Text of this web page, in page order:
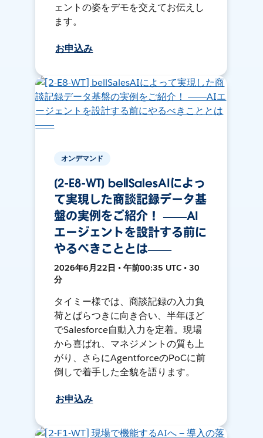
ェントの姿をデモを交えてお伝えし
ます。
お申込み
オンデマンド
[2-E8-WT] bellSalesAIによっ
て実現した商談記録データ基
盤の実例をご紹介！ ――AI
エージェントを設計する前に
やるべきこととは――
2026年6月22日 • 午前00:35 UTC • 30
分
タイミー様では、商談記録の入力負
荷とばらつきに向き合い、半年ほど
でSalesforce自動入力を定着。現場
から喜ばれ、マネジメントの質も上
がり、さらにAgentforceのPoCに前
倒しで着手した全貌を語ります。
お申込み